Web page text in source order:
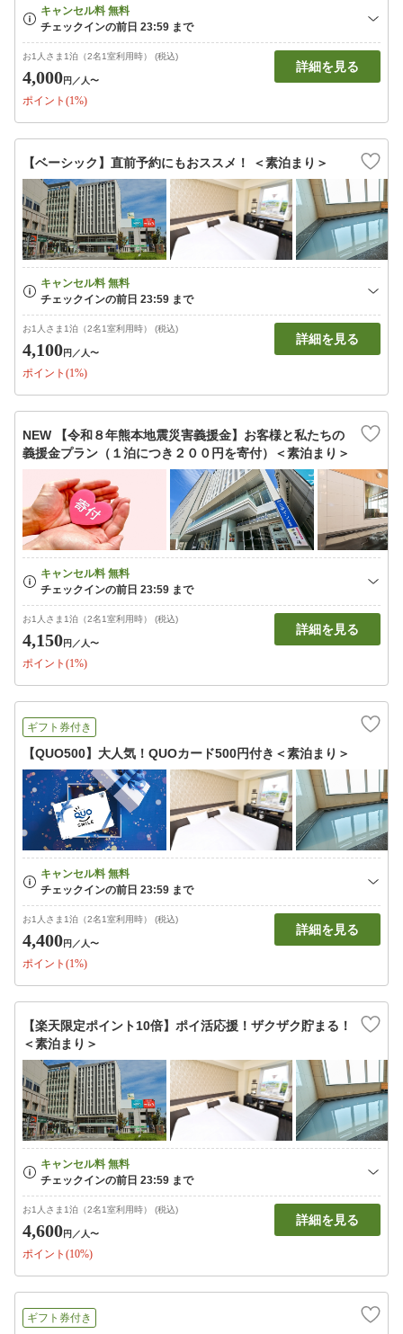
お1人さま1泊（2名1室利用時） (税込)
4,000円 ／人〜
ポイント(1%)
詳細を見る
【ベーシック】直前予約にもおススメ！ ＜素泊まり＞
お1人さま1泊（2名1室利用時） (税込)
4,100円 ／人〜
ポイント(1%)
詳細を見る
NEW 【令和８年熊本地震災害義援金】お客様と私たちの
義援金プラン（１泊につき２００円を寄付）＜素泊まり＞
お1人さま1泊（2名1室利用時） (税込)
4,150円 ／人〜
ポイント(1%)
詳細を見る
ギフト券付き
【QUO500】大人気！QUOカード500円付き＜素泊まり＞
お1人さま1泊（2名1室利用時） (税込)
4,400円 ／人〜
ポイント(1%)
詳細を見る
【楽天限定ポイント10倍】ポイ活応援！ザクザク貯まる！
＜素泊まり＞
お1人さま1泊（2名1室利用時） (税込)
4,600円 ／人〜
ポイント(10%)
詳細を見る
ギフト券付き